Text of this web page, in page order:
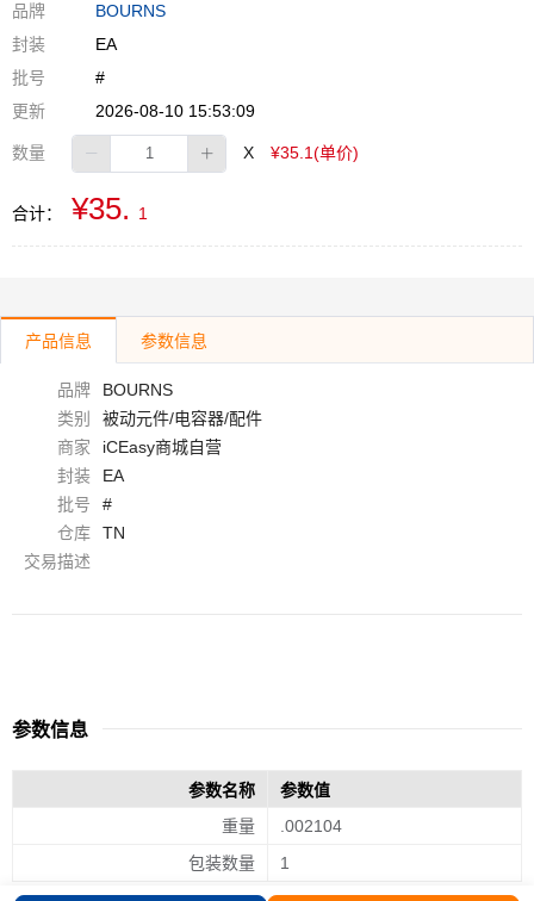
品牌
BOURNS
封装
EA
批号
#
更新
2026-08-10 15:53:09
数量 X ¥35.1(单价)
合计： ¥35. 1
产品信息 参数信息
品牌
BOURNS
类别
被动元件/电容器/配件
商家
iCEasy商城自营
封装
EA
批号
#
仓库
TN
交易描述
参数信息
参数名称
参数值
重量
.002104
包装数量
1